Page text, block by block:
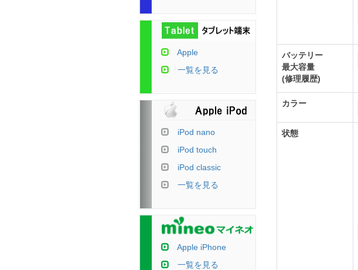
バッテリー
最大容量
(修理履歴)
カラー
状態
Apple
一覧を見る
iPod nano
iPod touch
iPod classic
一覧を見る
Apple iPhone
一覧を見る